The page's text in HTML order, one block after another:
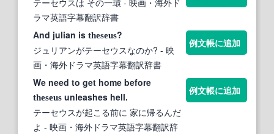
テーセウスは その一環 - 映画・海外ド
ラマ英語字幕翻訳辞書
And julian is theseus?
ジュリアンがテーセウスなのか? - 映
画・海外ドラマ英語字幕翻訳辞書
例文帳に追加
We need to get home before
theseus unleashes hell.
テーセウスが起こる前に 家に帰るんだ
よ - 映画・海外ドラマ英語字幕翻訳辞
例文帳に追加